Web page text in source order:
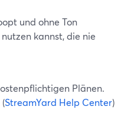
und ohne Ton
kannst, die nie
Plänen.
StreamYard Help Center)